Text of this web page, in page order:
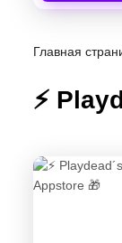
Главная
⚡️